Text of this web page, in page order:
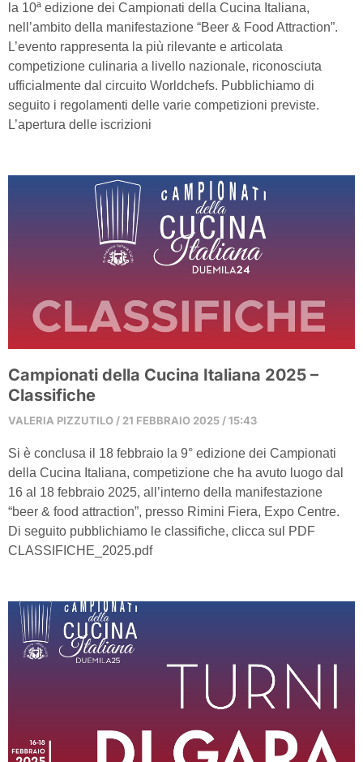
la 10ª edizione dei Campionati della Cucina Italiana,
nell’ambito della manifestazione “Beer & Food Attraction”.
L’evento rappresenta la più rilevante e articolata
competizione culinaria a livello nazionale, riconosciuta
ufficialmente dal circuito Worldchefs. Pubblichiamo di
seguito i regolamenti delle varie competizioni previste.
L’apertura delle iscrizioni
Campionati della Cucina Italiana 2025 –
Classifiche
VALERIA PIZZUTILO 21 FEBBRAIO 2025 15:43
Si è conclusa il 18 febbraio la 9° edizione dei Campionati
della Cucina Italiana, competizione che ha avuto luogo dal
16 al 18 febbraio 2025, all’interno della manifestazione
“beer & food attraction”, presso Rimini Fiera, Expo Centre.
Di seguito pubblichiamo le classifiche, clicca sul PDF
CLASSIFICHE_2025.pdf